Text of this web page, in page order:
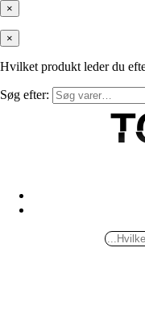
×
×
Hvilket produkt leder du
Søg efter: